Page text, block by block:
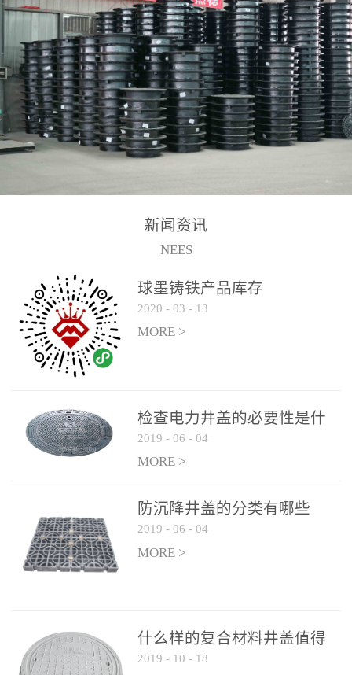
新闻资讯
NEES
球墨铸铁产品库存
2020 - 03 - 13
MORE >
检查电力井盖的必要性是什
么？
2019 - 06 - 04
MORE >
防沉降井盖的分类有哪些
2019 - 06 - 04
MORE >
什么样的复合材料井盖值得
选择和使用
2019 - 10 - 18